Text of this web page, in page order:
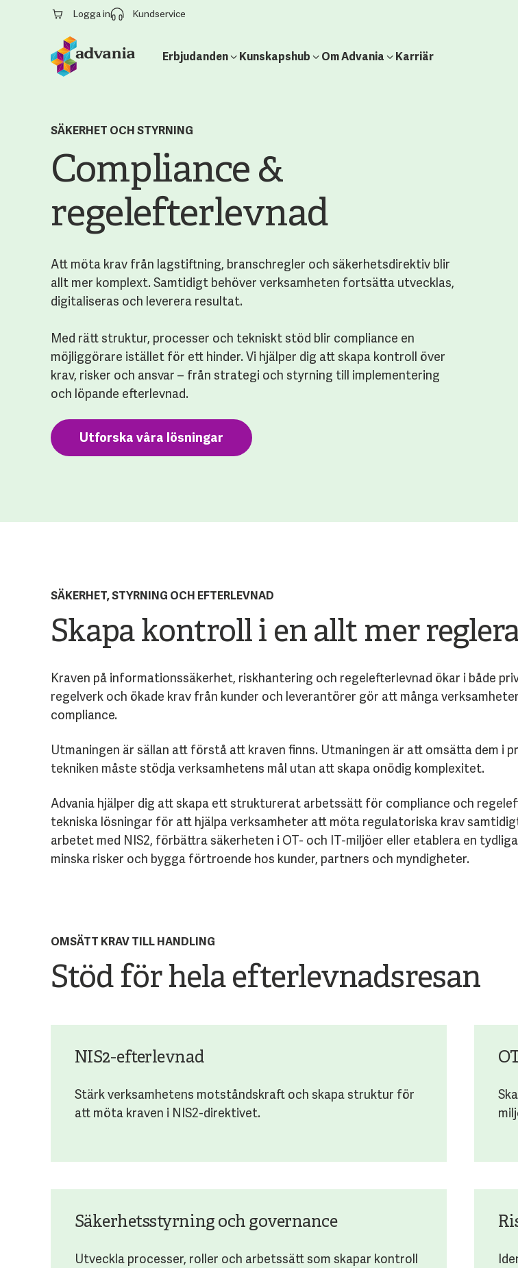
Logga in Kundservice
Erbjudanden Kunskapshub Om Advania Karriär
SÄKERHET OCH STYRNING
Compliance &
regelefterlevnad
Att möta krav från lagstiftning, branschregler och säkerhetsdirektiv blir
allt mer komplext. Samtidigt behöver verksamheten fortsätta utvecklas,
digitaliseras och leverera resultat.
Med rätt struktur, processer och tekniskt stöd blir compliance en
möjliggörare istället för ett hinder. Vi hjälper dig att skapa kontroll över
krav, risker och ansvar – från strategi och styrning till implementering
och löpande efterlevnad.
Utforska våra lösningar
SÄKERHET, STYRNING OCH EFTERLEVNAD
Skapa kontroll i en allt mer
Kraven på informationssäkerhet, riskhantering och regelefterlevnad ökar i både
regelverk och ökade krav från kunder och leverantörer gör att många
compliance.
Utmaningen är sällan att förstå att kraven finns. Utmaningen är att omsätta dem i
tekniken måste stödja verksamhetens mål utan att skapa onödig komplexitet.
Advania hjälper dig att skapa ett strukturerat arbetssätt för compliance och
tekniska lösningar för att hjälpa verksamheter att möta regulatoriska krav
arbetet med NIS2, förbättra säkerheten i OT- och IT-miljöer eller etablera en
minska risker och bygga förtroende hos kunder, partners och myndigheter.
OMSÄTT KRAV TILL HANDLING
Stöd för hela efterlevnadsresan
NIS2-efterlevnad
Stärk verksamhetens motståndskraft och skapa struktur för
att möta kraven i NIS2-direktivet.
Säkerhetsstyrning och governance
Utveckla processer, roller och arbetssätt som skapar kontroll